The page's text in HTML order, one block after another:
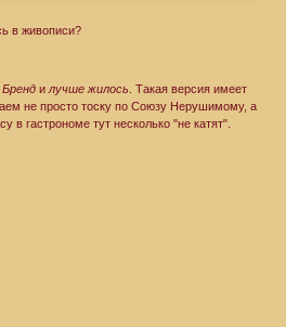
в живописи?
Бренд илучше жилось . Такая версия имеет
не просто тоску по Союзу Нерушимому, а
в гастрономе тут несколько "не катят".